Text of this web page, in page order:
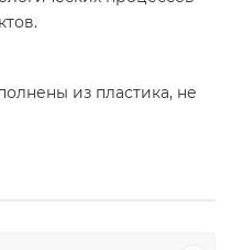
из пластика, не